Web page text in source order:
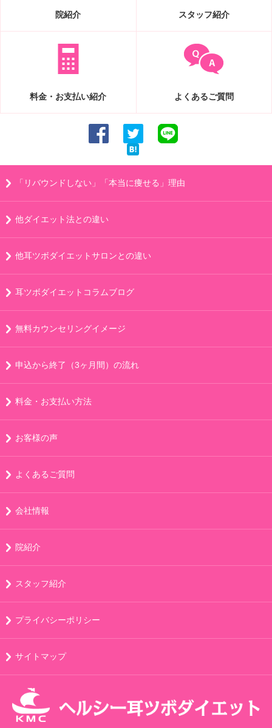
院紹介 スタッフ紹介
料金・お支払い紹介 よくあるご質問
「リバウンドしない」「本当に痩せる」理由
他ダイエット法との違い
他耳ツボダイエットサロンとの違い
耳ツボダイエットコラムブログ
無料カウンセリングイメージ
申込から終了（3ヶ月間）の流れ
料金・お支払い方法
お客様の声
よくあるご質問
会社情報
院紹介
スタッフ紹介
プライバシーポリシー
サイトマップ